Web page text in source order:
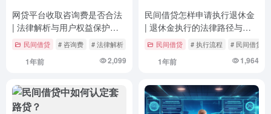
网贷平台收取咨询费是否合法
| 法律解析与用户权益保护指
南 民间借贷 # 咨询费 # 法律解析 # 用户权益
1年前 2,099
民间借贷怎样申请执行退休金
| 退休金执行的法律路径与实
操指南
民间借贷 # 执行流程 # 民间借贷
1年前 1,964